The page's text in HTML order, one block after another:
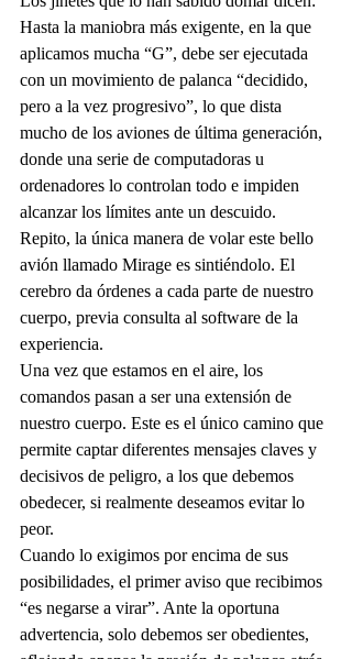
Hasta la maniobra más exigente, en la que
aplicamos mucha “G”, debe ser ejecutada
con un movimiento de palanca “decidido,
pero a la vez progresivo”, lo que dista
mucho de los aviones de última generación,
donde una serie de computadoras u
ordenadores lo controlan todo e impiden
alcanzar los límites ante un descuido.
Repito, la única manera de volar este bello
avión llamado Mirage es sintiéndolo. El
cerebro da órdenes a cada parte de nuestro
cuerpo, previa consulta al software de la
experiencia.
Una vez que estamos en el aire, los
comandos pasan a ser una extensión de
nuestro cuerpo. Este es el único camino que
permite captar diferentes mensajes claves y
decisivos de peligro, a los que debemos
obedecer, si realmente deseamos evitar lo
peor.
Cuando lo exigimos por encima de sus
posibilidades, el primer aviso que recibimos
“es negarse a virar”. Ante la oportuna
advertencia, solo debemos ser obedientes,